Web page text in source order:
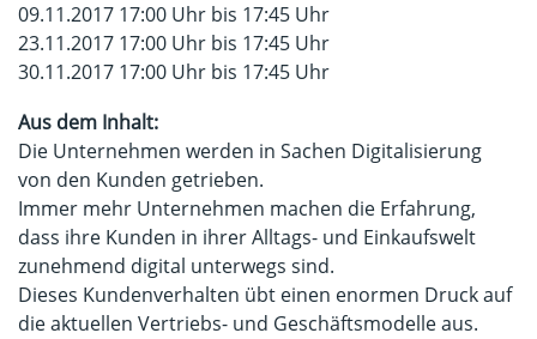
09.11.2017 17:00 Uhr bis 17:45 Uhr
23.11.2017 17:00 Uhr bis 17:45 Uhr
30.11.2017 17:00 Uhr bis 17:45 Uhr
Aus dem Inhalt:
Die Unternehmen werden in Sachen Digitalisierung
von den Kunden getrieben.
Immer mehr Unternehmen machen die Erfahrung,
dass ihre Kunden in ihrer Alltags- und Einkaufswelt
zunehmend digital unterwegs sind.
Dieses Kundenverhalten übt einen enormen Druck auf
die aktuellen Vertriebs- und Geschäftsmodelle aus.